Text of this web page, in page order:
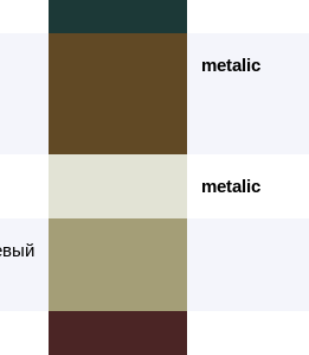
metalic
metalic